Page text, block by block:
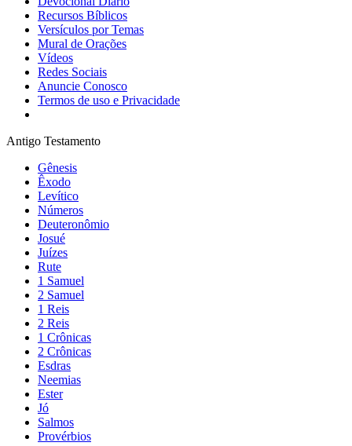
Recursos Bíblicos
Versículos por Temas
Mural de Orações
Vídeos
Redes Sociais
Anuncie Conosco
Termos de uso e Privacidade
Antigo Testamento
Gênesis
Êxodo
Levítico
Números
Deuteronômio
Josué
Juízes
Rute
1 Samuel
2 Samuel
1 Reis
2 Reis
1 Crônicas
2 Crônicas
Esdras
Neemias
Ester
Jó
Salmos
Provérbios